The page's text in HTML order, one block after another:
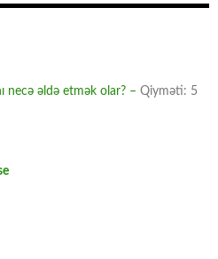
necə əldə etmək olar? – Qiyməti: 5